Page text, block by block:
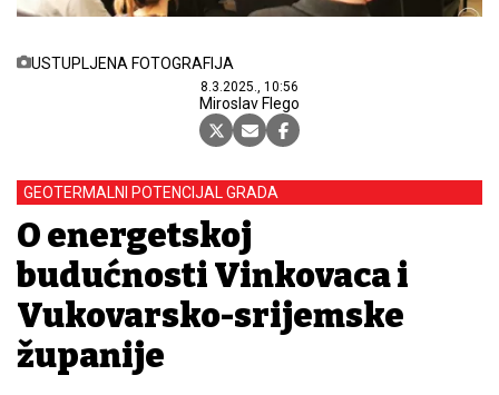
USTUPLJENA FOTOGRAFIJA
8.3.2025., 10:56
Miroslav Flego
GEOTERMALNI POTENCIJAL GRADA
O energetskoj
budućnosti Vinkovaca i
Vukovarsko-srijemske
županije